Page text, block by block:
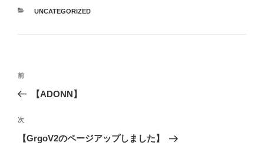
カ
UNCATEGORIZED
投
ビ
ゲ
過
去
投
稿
前
【ADONN】
次
の
次
【GrgoV2のページアップしました】